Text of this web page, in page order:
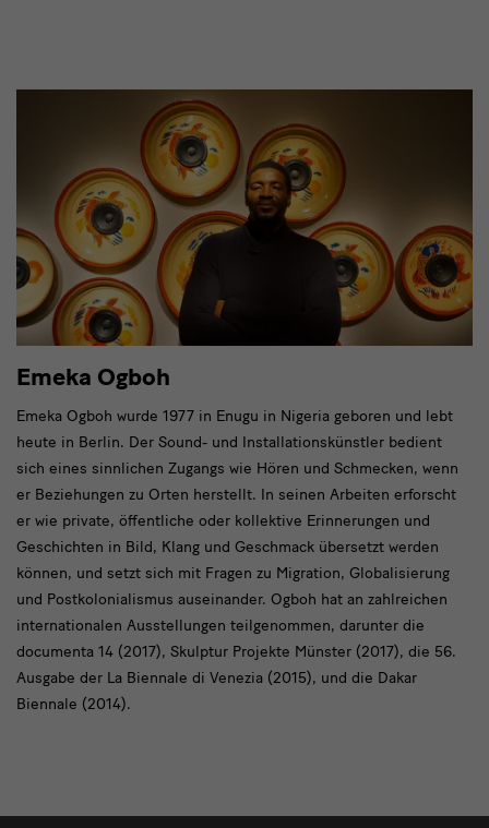
Emeka Ogboh
Emeka Ogboh wurde 1977 in Enugu in Nigeria geboren und lebt
heute in Berlin. Der Sound- und Installationskünstler bedient
sich eines sinnlichen Zugangs wie Hören und Schmecken, wenn
er Beziehungen zu Orten herstellt. In seinen Arbeiten erforscht
er wie private, öffentliche oder kollektive Erinnerungen und
Geschichten in Bild, Klang und Geschmack übersetzt werden
können, und setzt sich mit Fragen zu Migration, Globalisierung
und Postkolonialismus auseinander. Ogboh hat an zahlreichen
internationalen Ausstellungen teilgenommen, darunter die
documenta 14 (2017), Skulptur Projekte Münster (2017), die 56.
Ausgabe der La Biennale di Venezia (2015), und die Dakar
Biennale (2014).